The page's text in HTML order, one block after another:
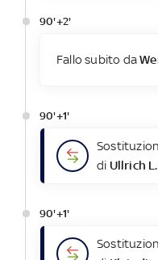
90'+2'
Fallo subito da
90'+1'
di Ullrich L.
90'+1'